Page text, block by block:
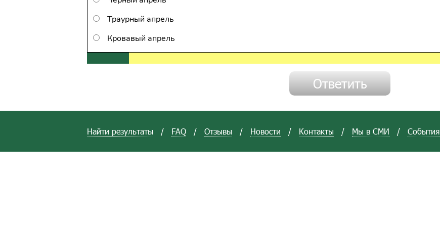
Траурный апрель
Кровавый апрель
Найти результаты / FAQ / Отзывы / Новости / Контакты / Мы в СМИ / События